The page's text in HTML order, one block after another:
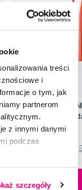
treści
i
o tym, jak
partnerom
z innymi danymi
podczas
szczegóły
SWISSDENT
zębów Soft (2+1 za
44,90 Zł
Do koszyka